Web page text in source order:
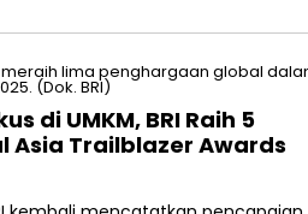
di UMKM, BRI Raih 5
Asia Trailblazer Awards